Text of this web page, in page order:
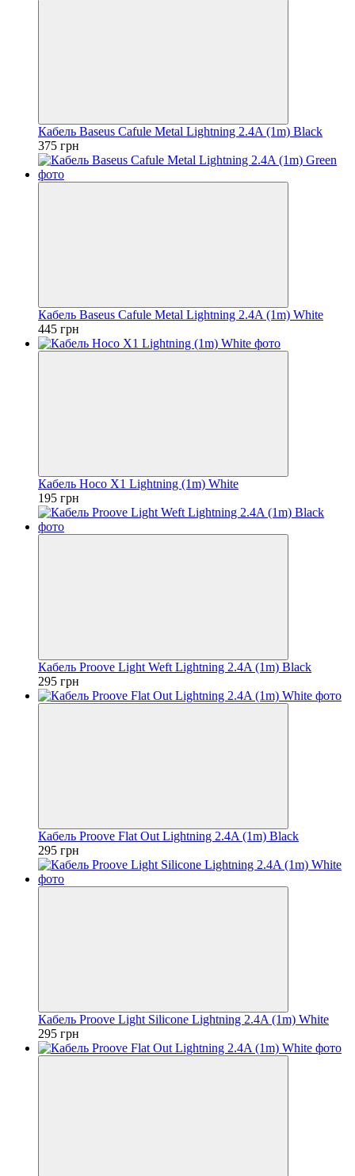
Кабель Baseus Cafule Metal Lightning 2.4A (1m) Black
375 грн
Кабель Baseus Cafule Metal Lightning 2.4A (1m) White
445 грн
Кабель Hoco X1 Lightning (1m) White
195 грн
Кабель Proove Light Weft Lightning 2.4A (1m) Black
295 грн
Кабель Proove Flat Out Lightning 2.4A (1m) Black
295 грн
Кабель Proove Light Silicone Lightning 2.4A (1m) White
295 грн